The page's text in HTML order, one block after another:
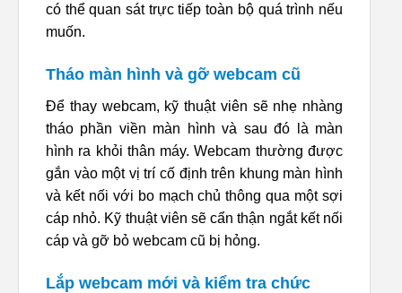
có thể quan sát trực tiếp toàn bộ quá trình nếu
muốn.
Tháo màn hình và gỡ webcam cũ
Để thay webcam, kỹ thuật viên sẽ nhẹ nhàng
tháo phần viền màn hình và sau đó là màn
hình ra khỏi thân máy. Webcam thường được
gắn vào một vị trí cố định trên khung màn hình
và kết nối với bo mạch chủ thông qua một sợi
cáp nhỏ. Kỹ thuật viên sẽ cẩn thận ngắt kết nối
cáp và gỡ bỏ webcam cũ bị hỏng.
Lắp webcam mới và kiểm tra chức